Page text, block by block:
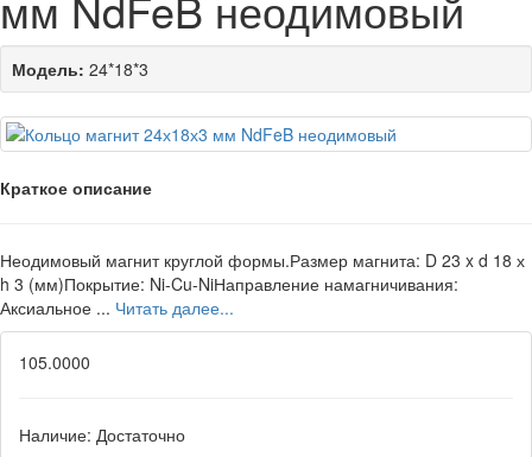
Модель: 24*18*3
Краткое описание
Неодимовый магнит круглой формы.Размер магнита: D 23 x d 18 х
h 3 (мм)Покрытие: Ni-Cu-NiНаправление намагничивания:
Аксиальное ... Читать далее...
105.0000
Наличие: Достаточно